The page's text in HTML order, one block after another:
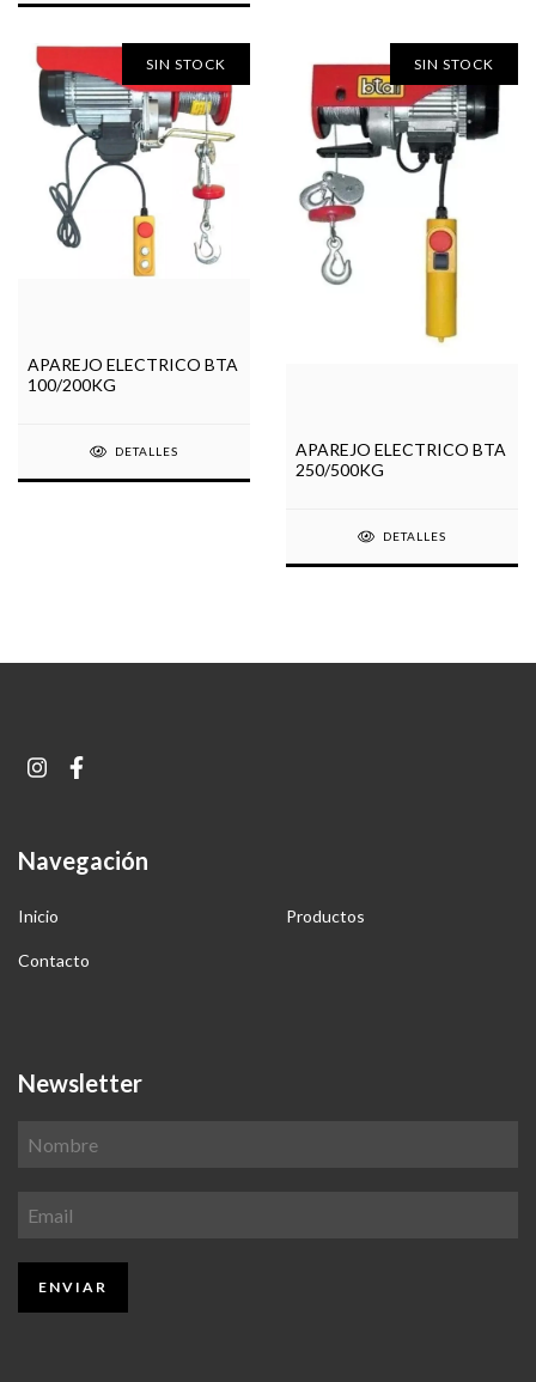
SIN STOCK
APAREJO ELECTRICO BTA
100/200KG
DETALLES
SIN STOCK
APAREJO ELECTRICO BTA
250/500KG
DETALLES
Navegación
Inicio Productos
Contacto
Newsletter